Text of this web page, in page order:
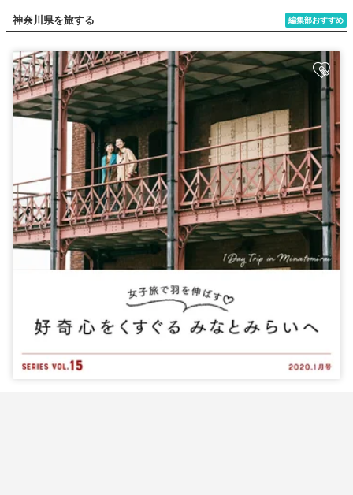
編集部おすすめ
神奈川県を旅する